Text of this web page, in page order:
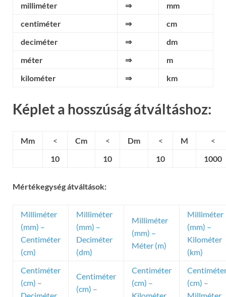
milliméter ⇒
mm
centiméter
⇒
cm
deciméter
⇒
dm
méter
⇒
m
kilométer
⇒ km
Képlet a hosszúság átváltáshoz:
Mm < Cm < Dm < M
<
10
10 10 1000
Mértékegység átváltások:
Milliméter
(mm) –
Centiméter
(cm)
Milliméter
(mm) –
Deciméter
(dm)
Milliméter
(mm) –
Méter (m)
Milliméter
(mm) –
Kilométer
(km)
Centiméter
(cm) –
Deciméter
Centiméter
(cm) –
Centiméter
(cm) –
Kilométer
(cm) –
Millméter